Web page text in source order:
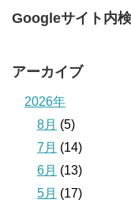
Googleサイト内
アーカイブ
2026年
8月 (5)
7月 (14)
6月 (13)
5月 (17)